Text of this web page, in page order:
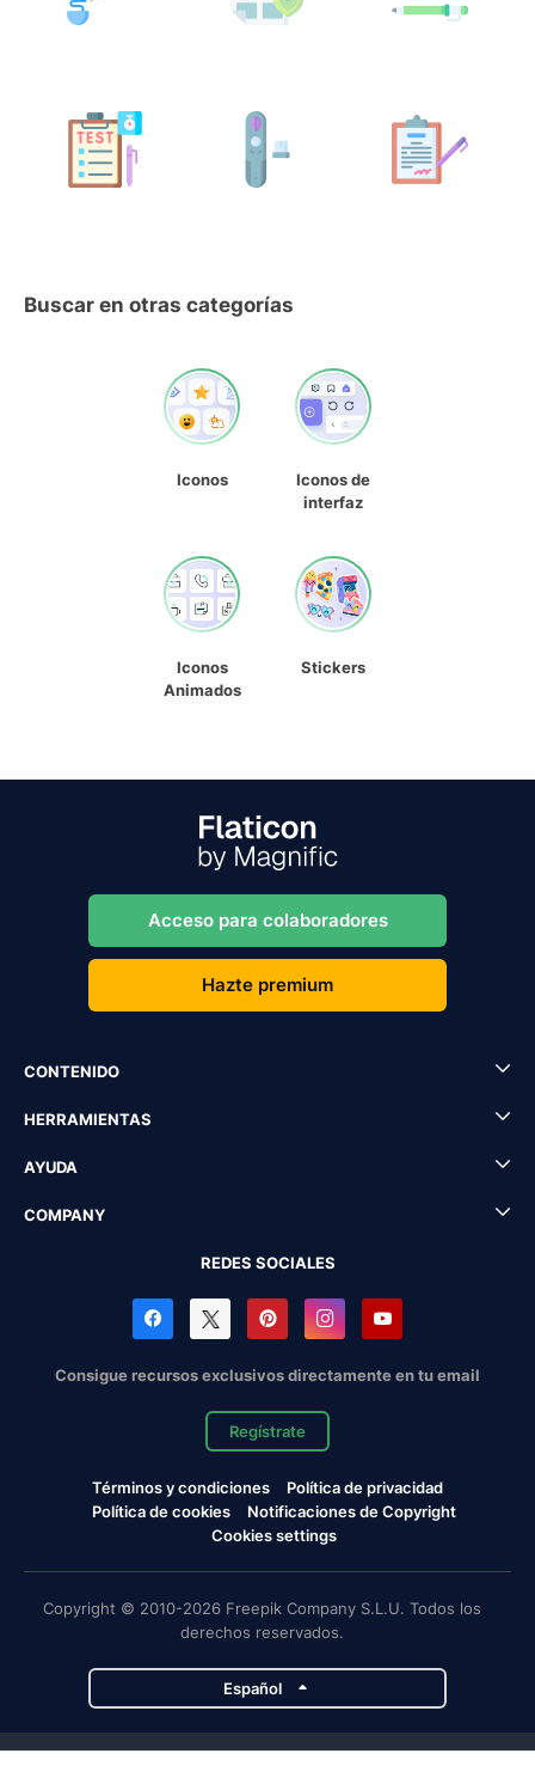
Buscar en otras categorías
Iconos
Iconos de
interfaz
Iconos
Animados
Stickers
Acceso para colaboradores
Hazte premium
CONTENIDO
HERRAMIENTAS
AYUDA
COMPANY
REDES SOCIALES
Consigue recursos exclusivos directamente en tu email
Regístrate
Términos y condiciones
Política de privacidad
Política de cookies
Notificaciones de Copyright
Cookies settings
Copyright © 2010-2026 Freepik Company S.L.U. Todos los
derechos reservados.
Español